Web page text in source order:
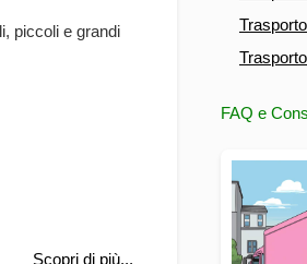
FAQ e
piccoli e grandi
Scopri di più...